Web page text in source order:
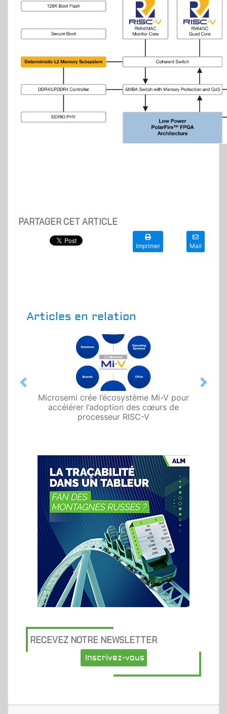
PARTAGER CET ARTICLE
Imprimer Mail
Articles en relation
Microsemi crée l’écosystème Mi-V pour
accélérer l’adoption des cœurs de
processeur RISC-V
Previous Next
RECEVEZ NOTRE NEWSLETTER
Inscrivez-vous